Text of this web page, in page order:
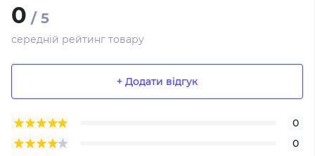
0 / 5
середній рейтинг товару
+ Додати відгук
0
0